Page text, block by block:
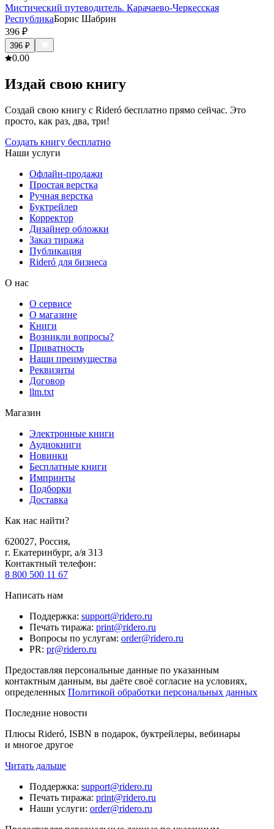
Мистический путеводитель. Карачаево-Черкесская
РеспубликаБорис Шабрин
396 ₽
396 ₽
0.00
Издай свою книгу
Создай свою книгу с Rideró бесплатно прямо сейчас. Это
просто, как раз, два, три!
Создать книгу бесплатно
Наши услуги
Офлайн-продажи
Простая верстка
Ручная верстка
Буктрейлер
Корректор
Дизайнер обложки
Заказ тиража
Публикация
Rideró для бизнеса
О нас
О сервисе
О магазине
Книги
Возникли вопросы?
Приватность
Наши преимущества
Реквизиты
Договор
llm.txt
Магазин
Электронные книги
Аудиокниги
Новинки
Бесплатные книги
Импринты
Подборки
Доставка
Как нас найти?
620027, Россия,
г. Екатеринбург, а/я 313
Контактный телефон:
8 800 500 11 67
Написать нам
Поддержка: support@ridero.ru
Печать тиража: print@ridero.ru
Вопросы по услугам: order@ridero.ru
PR: pr@ridero.ru
Предоставляя персональные данные по указанным
контактным данным, вы даёте своё согласие на условиях,
определенных Политикой обработки персональных данных
Последние новости
Плюсы Rideró, ISBN в подарок, буктрейлеры, вебинары
и многое другое
Читать дальше
Поддержка: support@ridero.ru
Печать тиража: print@ridero.ru
Наши услуги: order@ridero.ru